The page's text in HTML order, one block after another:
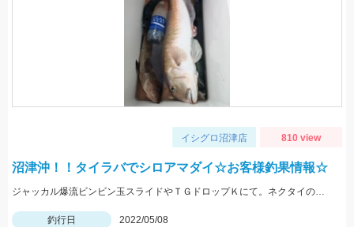
イシグロ沼津店 810 view
沼津沖！！タイラバでシロアマダイ☆お客様釣果情報☆
ジャッカル爆流ビンビン玉スライドやＴＧドロップＫにて。ネクタイのカラーは黒やチャートです！
釣行日
2022/05/08